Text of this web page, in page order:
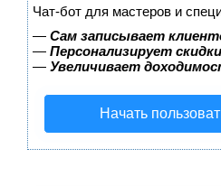
Чат-бот для мастеров и
— Сам записывает
— Персонализирует
— Увеличивает
Начать